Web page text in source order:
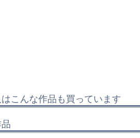
こんな作品も買っています